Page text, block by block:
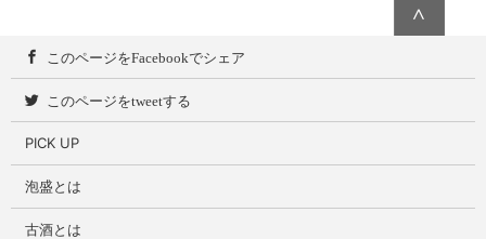
∧
このページをFacebookでシェア
このページをtweetする
PICK UP
泡盛とは
古酒とは